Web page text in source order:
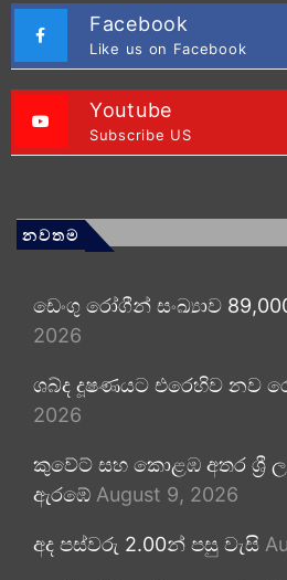
Facebook
Like us on Facebook
Youtube
Subscribe US
නවතම
ඩෙංගු රෝගීන් සංඛ්‍යාව
2026
ශබ්ද දූෂණයට එරෙහිව නව
2026
කුවේට් සහ කොළඹ අතර ශ්‍රී
ඇරඹේ August 9, 2026
අද පස්වරු 2.00න් පසු වැසි